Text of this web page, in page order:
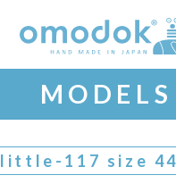
MODELS
little-117 size